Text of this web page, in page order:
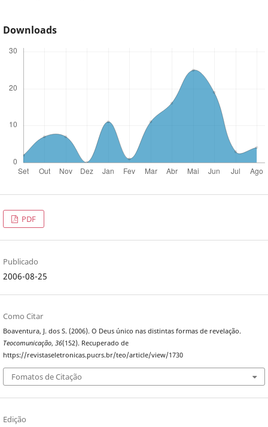
Downloads
PDF
Publicado
2006-08-25
Como Citar
Boaventura, J. dos S. (2006). O Deus único nas distintas formas de revelação.
Teocomunicação, 36(152). Recuperado de
https://revistaseletronicas.pucrs.br/teo/article/view/1730
Fomatos de Citação
Edição